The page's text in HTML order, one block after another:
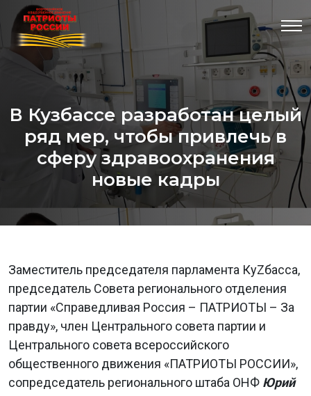
В Кузбассе разработан целый
ряд мер, чтобы привлечь в
сферу здравоохранения
новые кадры
Заместитель председателя парламента КуZбасса,
председатель Совета регионального отделения
партии «Справедливая Россия – ПАТРИОТЫ – За
правду», член Центрального совета партии и
Центрального совета всероссийского
общественного движения «ПАТРИОТЫ РОССИИ»,
сопредседатель регионального штаба ОНФ Юрий